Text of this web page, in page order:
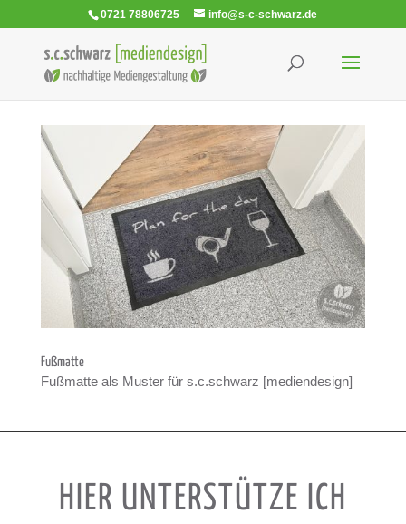
0721 78806725 info@s-c-schwarz.de
Fuß­matte
Fuß­matte als Mus­ter für s.c.schwarz [medi­en­de­sign]
HIER UNTERSTÜTZE ICH